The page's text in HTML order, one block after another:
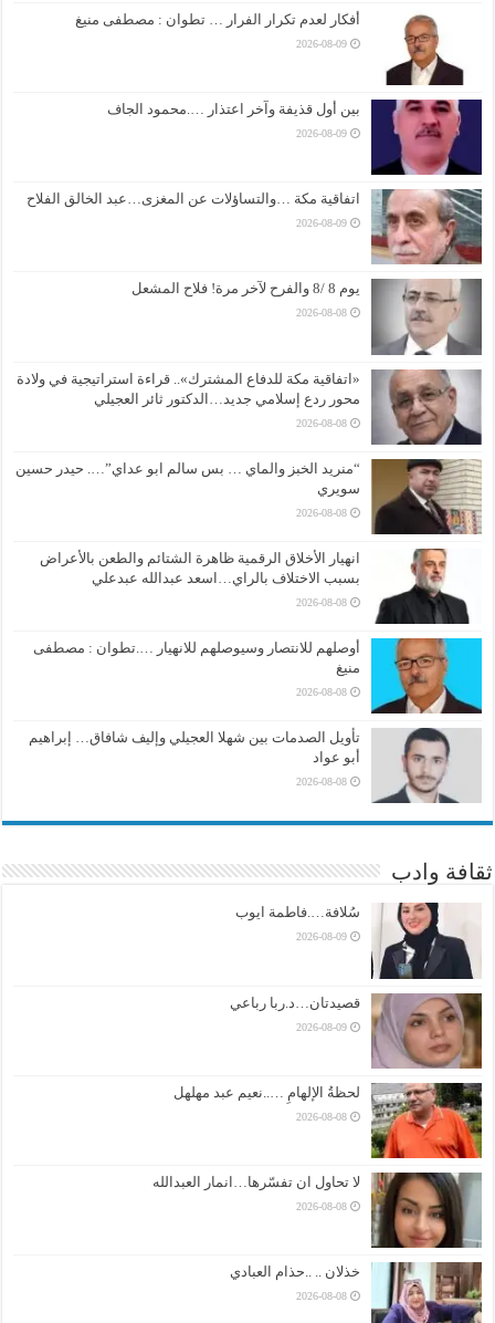
أفكار لعدم تكرار الفرار … تطوان : مصطفى منيغ
2026-08-09
بين أول قذيفة وآخر اعتذار ….محمود الجاف
2026-08-09
اتفاقية مكة …والتساؤلات عن المغزى…عبد الخالق الفلاح
2026-08-09
يوم 8 /8 والفرح لآخر مرة! فلاح المشعل
2026-08-08
«اتفاقية مكة للدفاع المشترك».. قراءة استراتيجية في ولادة
محور ردع إسلامي جديد…الدكتور ثائر العجيلي
2026-08-08
“منريد الخبز والماي … بس سالم ابو عداي”…. حيدر حسين
سويري
2026-08-08
انهيار الأخلاق الرقمية ظاهرة الشتائم والطعن بالأعراض
بسبب الاختلاف بالراي…اسعد عبدالله عبدعلي
2026-08-08
أوصلهم للانتصار وسيوصلهم للانهيار ….تطوان : مصطفى
منيغ
2026-08-08
تأويل الصدمات بين شهلا العجيلي وإليف شافاق… إبراهيم
أبو عواد
2026-08-08
ثقافة وادب
سُلافة….فاطمة ايوب
2026-08-09
قصيدتان…د.ربا رباعي
2026-08-09
لحظةُ الإلهامِ …..نعيم عبد مهلهل
2026-08-08
لا تحاول ان تفسّرها…انمار العبدالله
2026-08-08
خذلان .. ..حذام العبادي
2026-08-08